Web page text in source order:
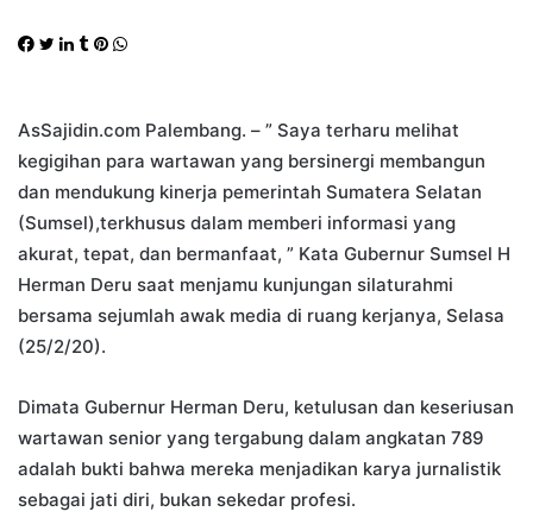
Facebook
Twitter
LinkedIn
TumblrPinterest
WhatsApp
AsSajidin.com Palembang. – ” Saya terharu melihat
kegigihan para wartawan yang bersinergi membangun
dan mendukung kinerja pemerintah Sumatera Selatan
(Sumsel),terkhusus dalam memberi informasi yang
akurat, tepat, dan bermanfaat, ” Kata Gubernur Sumsel H
Herman Deru saat menjamu kunjungan silaturahmi
bersama sejumlah awak media di ruang kerjanya, Selasa
(25/2/20).
Dimata Gubernur Herman Deru, ketulusan dan keseriusan
wartawan senior yang tergabung dalam angkatan 789
adalah bukti bahwa mereka menjadikan karya jurnalistik
sebagai jati diri, bukan sekedar profesi.